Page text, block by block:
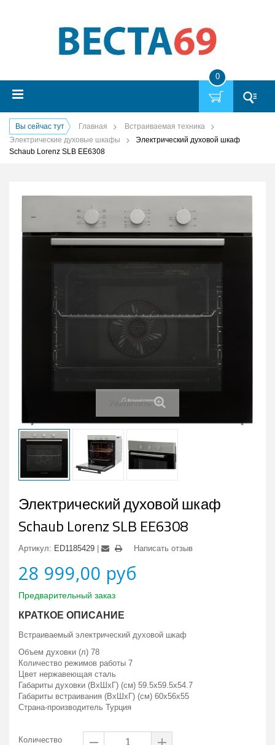
0
Вы сейчас тут Главная
Встраиваемая техника
Электрические духовые шкафы
Электрический духовой шкаф
Schaub Lorenz SLB EE6308
Увеличить
Электрический духовой шкаф
Schaub Lorenz SLB EE6308
Артикул: ED1185429 Написать отзыв
28 999,00 руб
Предварительный заказ
КРАТКОЕ ОПИСАНИЕ
Встраиваемый электрический духовой шкаф
Объем духовки (л) 78
Количество режимов работы 7
Цвет нержавеющая сталь
Габариты духовки (ВxШxГ) (см) 59.5x59.5x54.7
Габариты встраивания (ВxШxГ) (см) 60x56x55
Страна-производитель Турция
Количество